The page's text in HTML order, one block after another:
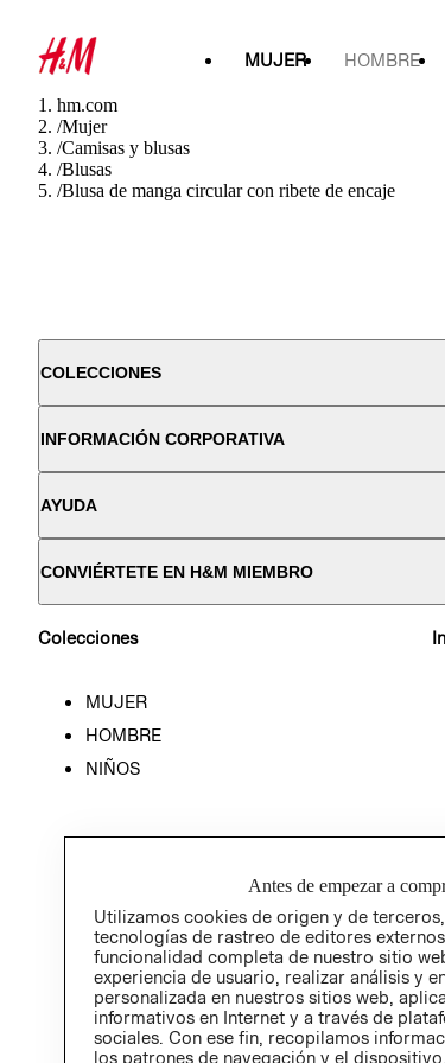
MUJER HOMBRE
hm.com
/Mujer
/Camisas y blusas
/Blusas
/Blusa de manga circular con ribete de encaje
COLECCIONES
INFORMACIÓN CORPORATIVA
AYUDA
CONVIÉRTETE EN H&M MIEMBRO
Colecciones
MUJER
HOMBRE
NIÑOS
Antes de empezar a
Utilizamos cookies de origen y de
tecnologías de rastreo de editores
funcionalidad completa de nuestro sitio
experiencia de usuario, realizar análisis y
personalizada en nuestros sitios web,
informativos en Internet y a través de
sociales. Con ese fin, recopilamos
los patrones de navegación y el dispositivo.